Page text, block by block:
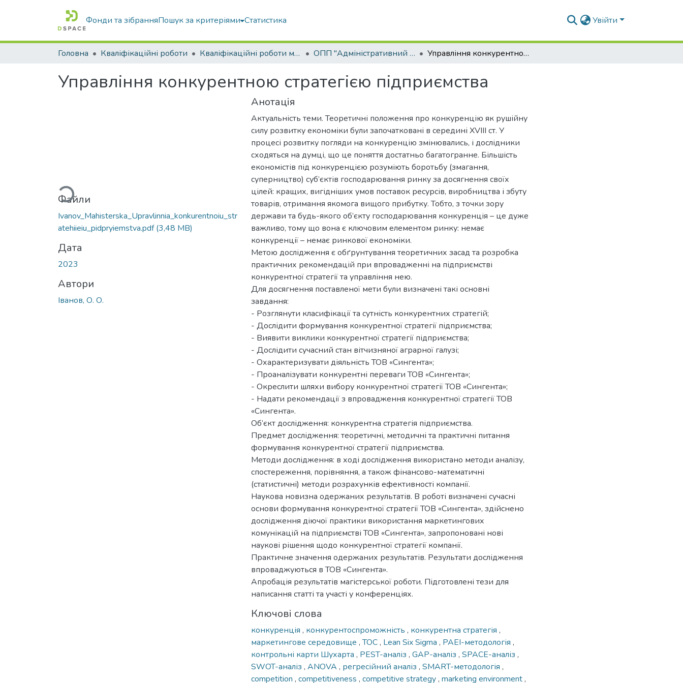
Фонди та зібранняПошук за критеріями Статистика Увійти
Головна Кваліфікаційні роботи Кваліфікаційні роботи магістрів ОПП "Адміністративний менеджмент" Управління конкурентною стратегією підприємства
Управління конкурентною стратегією підприємства
Вантажиться...
Файли
Ivanov_Mahisterska_Upravlinnia_konkurentnoiu_str
atehiieiu_pidpryiemstva.pdf(3,48 MB)
Дата
2023
Автори
Іванов, О. О.
Анотація
Актуальність теми. Теоретичні положення про конкуренцію як рушійну
силу розвитку економіки були започатковані в середині XVIII ст. У
процесі розвитку погляди на конкуренцію змінювались, і дослідники
сходяться на думці, що це поняття достатньо багатогранне. Більшість
економістів під конкуренцією розуміють боротьбу (змагання,
суперництво) суб’єктів господарювання ринку за досягнення своїх
цілей: кращих, вигідніших умов поставок ресурсів, виробництва і збуту
товарів, отримання якомога вищого прибутку. Тобто, з точки зору
держави та будь-якого об’єкту господарювання конкуренція – це дуже
важливо, тому що вона є ключовим елементом ринку: немає
конкуренції – немає ринкової економіки.
Метою дослідження є обґрунтування теоретичних засад та розробка
практичних рекомендацій при впровадженні на підприємстві
конкурентної стратегії та управління нею.
Для досягнення поставленої мети були визначені такі основні
завдання:
- Розглянути класифікації та сутність конкурентних стратегій;
- Дослідити формування конкурентної стратегії підприємства;
- Виявити виклики конкурентної стратегії підприємства;
- Дослідити сучасний стан вітчизняної аграрної галузі;
- Охарактеризувати діяльність ТОВ «Сингента»;
- Проаналізувати конкурентні переваги ТОВ «Сингента»;
- Окреслити шляхи вибору конкурентної стратегії ТОВ «Сингента»;
- Надати рекомендації з впровадження конкурентної стратегії ТОВ
«Сингента».
Об’єкт дослідження: конкурентна стратегія підприємства.
Предмет дослідження: теоретичні, методичні та практичні питання
формування конкурентної стратегії підприємства.
Методи дослідження: в ході дослідження використано методи аналізу,
спостереження, порівняння, а також фінансово-математичні
(статистичні) методи розрахунків ефективності компанії.
Наукова новизна одержаних результатів. В роботі визначені сучасні
основи формування конкурентної стратегії ТОВ «Сингента», здійснено
дослідження діючої практики використання маркетингових
комунікацій на підприємстві ТОВ «Сингента», запропоновані нові
наукові рішення щодо конкурентної стратегії компанії.
Практичне значення одержаних результатів. Результати дослідження
впроваджуються в ТОВ «Сингента».
Апробація результатів магістерської роботи. Підготовлені тези для
написання статті та участі у конференціях.
Ключові слова
конкуренція , конкурентоспроможність , конкурентна стратегія ,
маркетингове середовище ,TOC, Lean Six Sigma , PAEI-методологія ,
контрольні карти Шухарта , PEST-аналіз , GAP-аналіз , SPACE-аналіз ,
SWOT-аналіз , ANOVA , регресійний аналіз , SMART-методологія ,
competition , competitiveness , competitive strategy, marketing environment,